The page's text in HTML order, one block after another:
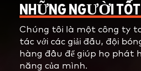
NHỮNG NGƯỜI
Chúng tôi là một công ty
tác với các giải đấu, đội
hàng đầu để giúp họ phát
năng của mình.